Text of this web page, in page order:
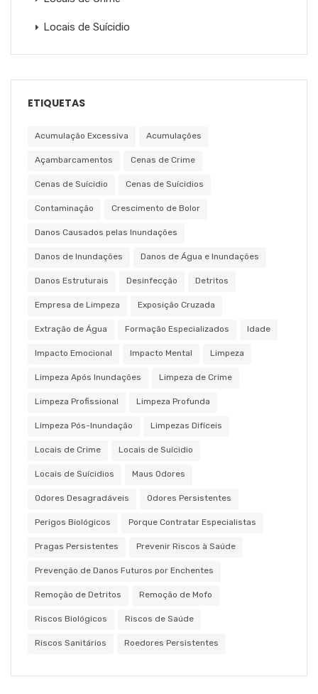
Locais de Suícidio
ETIQUETAS
Acumulação Excessiva Acumulações
Açambarcamentos Cenas de Crime
Cenas de Suícidio Cenas de Suícidios
Contaminação Crescimento de Bolor
Danos Causados pelas Inundações
Danos de Inundações Danos de Água e Inundações
Danos Estruturais Desinfecção Detritos
Empresa de Limpeza Exposição Cruzada
Extração de Água Formação Especializados Idade
Impacto Emocional Impacto Mental Limpeza
Limpeza Após Inundações Limpeza de Crime
Limpeza Profissional Limpeza Profunda
Limpeza Pós-Inundação Limpezas Difíceis
Locais de Crime Locais de Suícidio
Locais de Suícidios Maus Odores
Odores Desagradáveis Odores Persistentes
Perigos Biológicos Porque Contratar Especialistas
Pragas Persistentes Prevenir Riscos à Saúde
Prevenção de Danos Futuros por Enchentes
Remoção de Detritos Remoção de Mofo
Riscos Biológicos Riscos de Saúde
Riscos Sanitários Roedores Persistentes